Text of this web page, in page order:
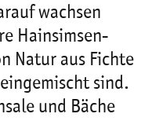
wachsen
Hainsimsen-
Natur aus Fichte
sind.
und Bäche